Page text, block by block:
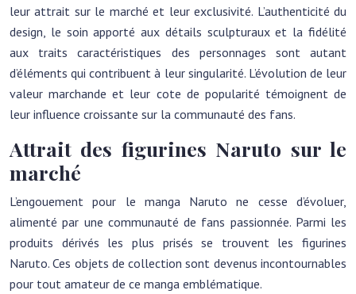
leur attrait sur le marché et leur exclusivité. L’authenticité du
design, le soin apporté aux détails sculpturaux et la fidélité
aux traits caractéristiques des personnages sont autant
d’éléments qui contribuent à leur singularité. L’évolution de leur
valeur marchande et leur cote de popularité témoignent de
leur influence croissante sur la communauté des fans.
Attrait des figurines Naruto sur le
marché
L’engouement pour le manga Naruto ne cesse d’évoluer,
alimenté par une communauté de fans passionnée. Parmi les
produits dérivés les plus prisés se trouvent les figurines
Naruto. Ces objets de collection sont devenus incontournables
pour tout amateur de ce manga emblématique.